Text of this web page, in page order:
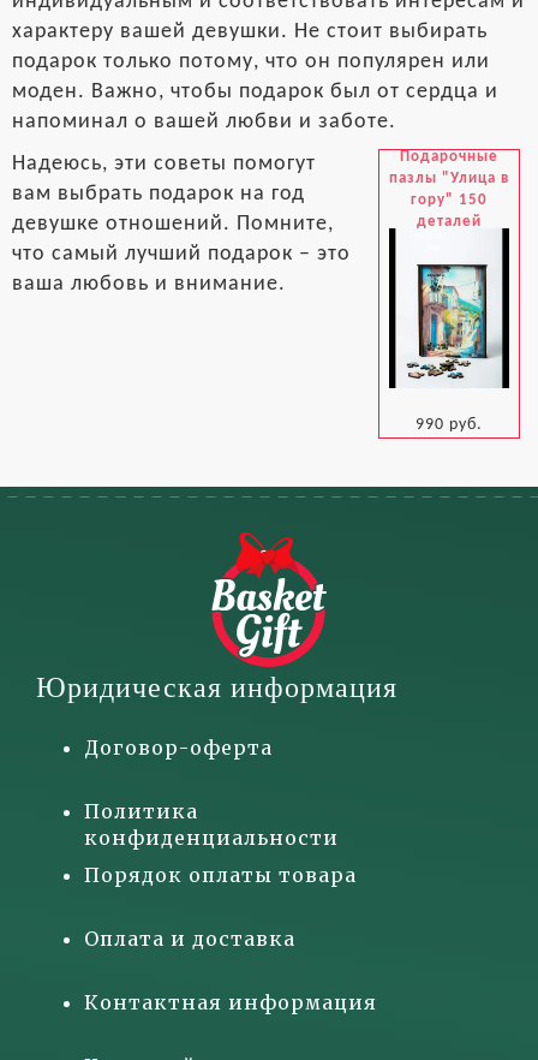
характеру вашей девушки. Не стоит выбирать
подарок только потому, что он популярен или
моден. Важно, чтобы подарок был от сердца и
напоминал о вашей любви и заботе.
Подарочные
пазлы "Улица в
гору" 150
деталей
990 руб.
Надеюсь, эти советы помогут
вам выбрать подарок на год
девушке отношений. Помните,
что самый лучший подарок – это
ваша любовь и внимание.
Юридическая информация
Договор-оферта
Политика
конфиденциальности
Порядок оплаты товара
Оплата и доставка
Контактная информация